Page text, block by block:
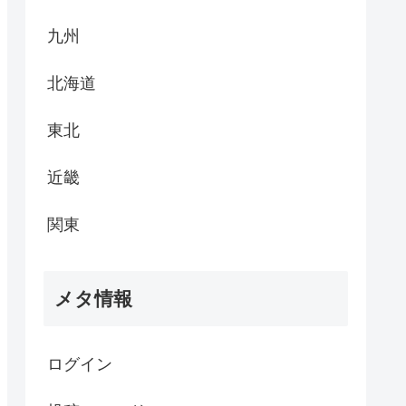
九州
北海道
東北
近畿
関東
メタ情報
ログイン